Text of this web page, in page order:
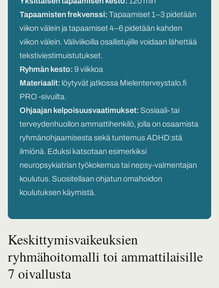
Tapaamisten frekvenssi: Tapaamiset 1–3 pidetään
viikon välein ja tapaamiset 4–6 pidetään kahden
viikon välein. Väliviikoilla osallistujille voidaan lähettää
tekstiviestimuistutukset.
Ryhmän kesto: 9 viikkoa
Materiaalit: löytyvät jatkossa Mielenterveystalo.fi
PRO -sivuilta.
Ohjaajan kelpoisuusvaatimukset: Sosiaali- tai
terveydenhuollon ammattihenkilö, jolla on osaamista
ryhmänohjaamisesta sekä tuntemus ADHD:stä
ilmiönä. Eduksi katsotaan esimerkiksi
neuropsykiatrian työkokemus tai nepsy-valmentajan
koulutus. Suositellaan ohjatun omahoidon
koulutuksen käymistä.
Keskittymisvaikeuksien
ryhmähoitomalli toi ammattilaisille
7 oivallusta